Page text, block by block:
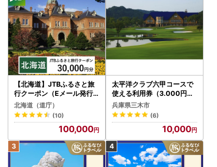
【北海道】JTBふるさと旅
行クーポン（Eメール発行
）30,000円分 旅行 トラベ
ル 宿泊 人気 おすすめ JTB
W030T
北海道（道庁）
(10)
100,000
太平洋クラブ六甲コースで
使える利用券（3.000円分
）
兵庫県三木市
(6)
10,000